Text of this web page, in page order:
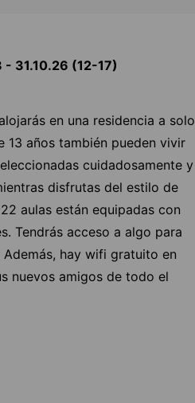
31.10.26 (12-17)
en una residencia a solo
13 años también pueden vivir
cuidadosamente y
disfrutas del estilo de
aulas están equipadas con
Tendrás acceso a algo para
hay wifi gratuito en
nuevos amigos de todo el